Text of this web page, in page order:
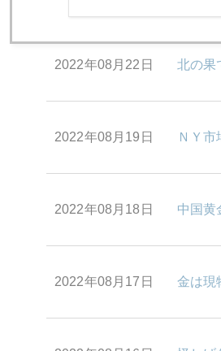
2022年08月22日 北の果
2022年08月19日 ＮＹ市
2022年08月18日 中国黄
2022年08月17日 金は現